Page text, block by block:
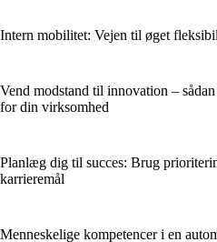
Intern mobilitet: Vejen til øget
Vend modstand til innovation –
for din virksomhed
Planlæg dig til succes: Brug
karrieremål
Menneskelige kompetencer i en